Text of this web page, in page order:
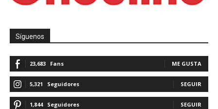
Síguenos
23,683 Fans ME GUSTA
5,321 Seguidores SEGUIR
1,844 Seguidores SEGUIR